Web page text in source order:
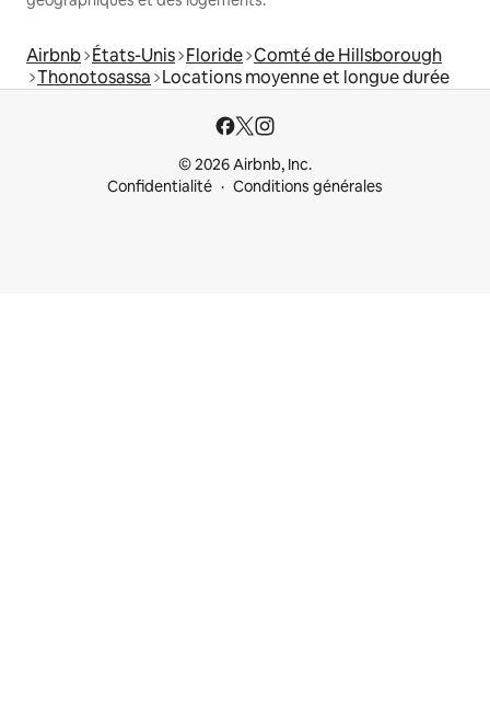
Airbnb États-Unis Floride Comté de Hillsborough
Thonotosassa Locations moyenne et longue durée
© 2026 Airbnb, Inc.
Confidentialité
Conditions générales